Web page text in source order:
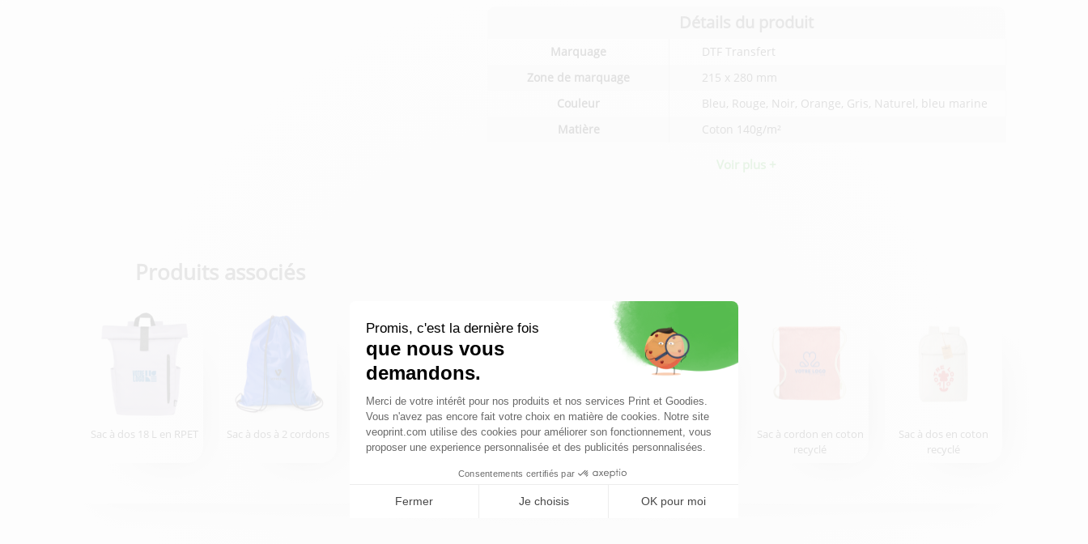
Marquage
DTF Transfert
Zone de marquage
215 x 280 mm
Couleur
Bleu, Rouge, Noir, Orange, Gris, Naturel, bleu marine
Matière
Coton 140g/m²
Sac à dos 18 L en RPET Sac à dos à 2 cordons
Sac shopping coton
coloré 140 ...
Tote bag de plage coton
recycl...
Sac shopping pliable
Sac à cordon en coton
recyclé
Sac à dos en coton
recyclé